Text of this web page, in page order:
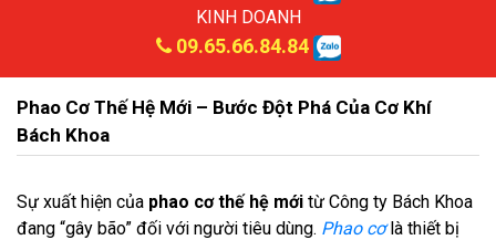
KINH DOANH
09.65.66.84.84
Phao Cơ Thế Hệ Mới – Bước Đột Phá Của Cơ Khí
Bách Khoa
Sự xuất hiện của phao cơ thế hệ mới từ Công ty Bách Khoa
đang “gây bão” đối với người tiêu dùng. Phao cơlà thiết bị